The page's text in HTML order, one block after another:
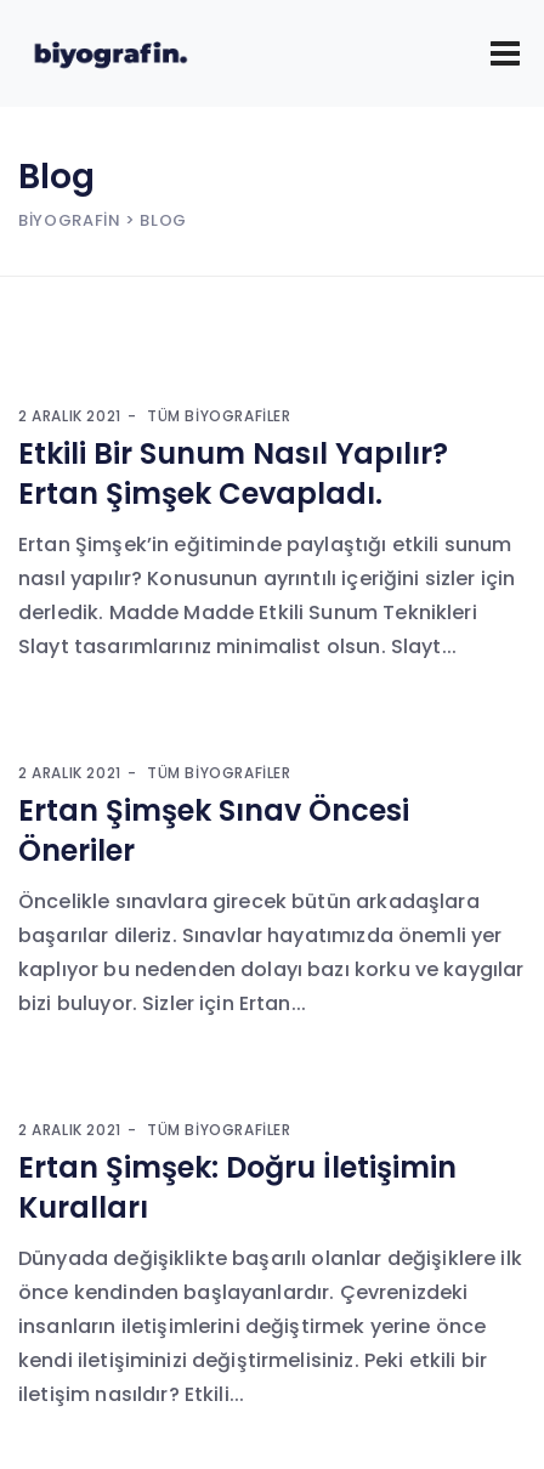
Blog
BIYOGRAFIN > BLOG
2 ARALIK 2021 TÜM BIYOGRAFILER
Etkili Bir Sunum Nasıl Yapılır?
Ertan Şimşek Cevapladı.
Ertan Şimşek’in eğitiminde paylaştığı etkili sunum
nasıl yapılır? Konusunun ayrıntılı içeriğini sizler için
derledik. Madde Madde Etkili Sunum Teknikleri
Slayt tasarımlarınız minimalist olsun. Slayt...
2 ARALIK 2021 TÜM BIYOGRAFILER
Ertan Şimşek Sınav Öncesi
Öneriler
Öncelikle sınavlara girecek bütün arkadaşlara
başarılar dileriz. Sınavlar hayatımızda önemli yer
kaplıyor bu nedenden dolayı bazı korku ve kaygılar
bizi buluyor. Sizler için Ertan...
2 ARALIK 2021 TÜM BIYOGRAFILER
Ertan Şimşek: Doğru İletişimin
Kuralları
Dünyada değişiklikte başarılı olanlar değişiklere ilk
önce kendinden başlayanlardır. Çevrenizdeki
insanların iletişimlerini değiştirmek yerine önce
kendi iletişiminizi değiştirmelisiniz. Peki etkili bir
iletişim nasıldır? Etkili...